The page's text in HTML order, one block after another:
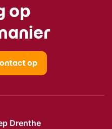
op
op
Drenthe